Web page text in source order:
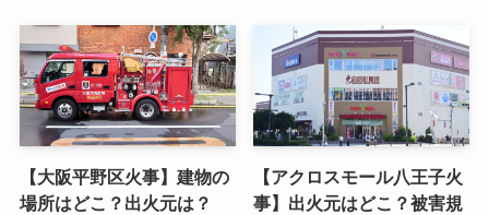
【大阪平野区火事】建物の
場所はどこ？出火元は？
【アクロスモール八王子火
事】出火元はどこ？被害規